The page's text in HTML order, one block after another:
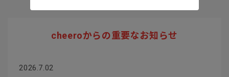
cheeroからの重要なお知らせ
2026.7.02